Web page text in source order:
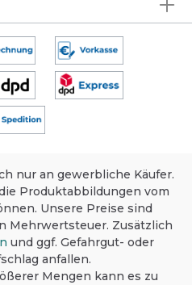
nur an gewerbliche Käufer.
Produktabbildungen vom
Unsere Preise sind
Mehrwertsteuer. Zusätzlich
und ggf. Gefahrgut- oder
anfallen.
Mengen kann es zu